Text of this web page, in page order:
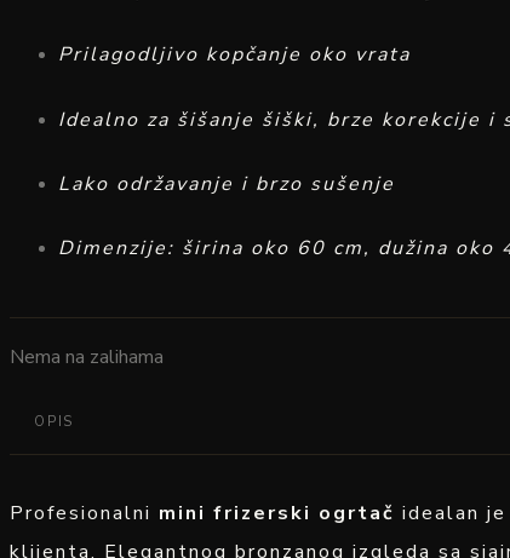
Prilagodljivo kopčanje oko vrata
Idealno za šišanje šiški, brze korekcije i
Lako održavanje i brzo sušenje
Dimenzije: širina oko 60 cm, dužina oko
Nema na zalihama
OPIS
Profesionalni mini frizerski ogrtač idealan
klijenta. Elegantnog bronzanog izgleda sa